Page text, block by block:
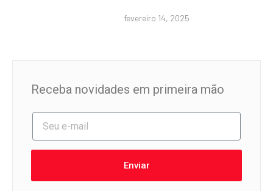
fevereiro 14, 2025
Receba novidades em primeira mão
Enviar